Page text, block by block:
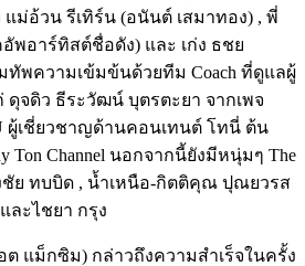
แม่อ้วน รีเทิร์น (อนันต์ เสมาทอง) , พี่
พอาร์ทิสต์ชื่อดัง) และ เก่ง ธชย
พความเข้มข้นด้วยทีม Coach ที่ดูแลผู้
ดุจดิว ธีระวัฒน์ บุตรตะยา จากเพจ
ผู้เชี่ยวชาญด้านคอนเทนต์ โทนี่ ต้น
Ton Channel นอกจากนี้ยังมีหนุ่มๆ The
งชัย ทบบิด , น้ำเหนือ-กิตติคุณ ปุณยวรส
ละไชยา กรุง
แม็กซิม) กล่าวถึงความสำเร็จในครั้ง